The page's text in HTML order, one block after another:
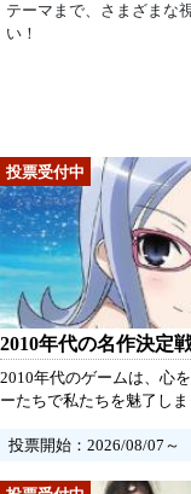
テーマまで、さまざまな
い！
2010年代の名作決定
2010年代のゲームは、心
ーたちで私たちを魅了し
イトルがトップを目指す
投票開始：2026/08/07～